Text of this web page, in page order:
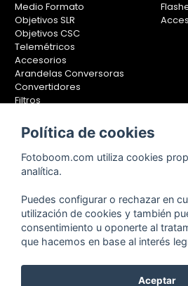
Medio Formato
Objetivos SLR
Objetivos CSC
Telemétricos
Accesorios
Arandelas Conversoras
Convertidores
Filtros
Calibradores
Soportes Fotografía
Monopiés
Trípodes
Kit Completos
Accesorios
Copyright © 2001-2024, Fotoboom,
Política de cookies
Fotoboom.com utiliza cookies
analítica.
Puedes configurar o rechazar en
utilización de cookies y también
consentimiento u oponerte al
que hacemos en base al interés
Aceptar